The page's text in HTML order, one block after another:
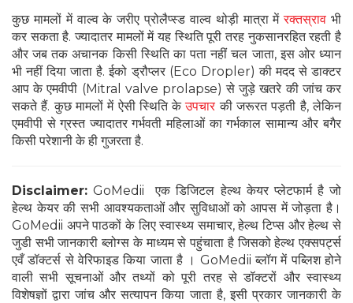
कुछ मामलों में वाल्व के जरीए प्रोलैप्स्ड वाल्व थोड़ी मात्रा मेंरक्तस्राव भी
कर सकता है. ज्यादातर मामलों में यह स्थिति पूरी तरह नुकसानरहित रहती है
और जब तक अचानक किसी स्थिति का पता नहीं चल जाता, इस ओर ध्यान
भी नहीं दिया जाता है. ईको ड्रौप्लर (Eco Dropler) की मदद से डाक्टर
आप के एमवीपी (Mitral valve prolapse) से जुड़े खतरे की जांच कर
सकते हैं. कुछ मामलों में ऐसी स्थिति केउपचारकी जरूरत पड़ती है, लेकिन
एमवीपी से ग्रस्त ज्यादातर गर्भवती महिलाओं का गर्भकाल सामान्य और बगैर
किसी परेशानी के ही गुजरता है.
Disclaimer: GoMedii एक डिजिटल हेल्थ केयर प्लेटफार्म है जो
हेल्थ केयर की सभी आवश्यकताओं और सुविधाओं को आपस में जोड़ता है।
GoMedii अपने पाठकों के लिए स्वास्थ्य समाचार, हेल्थ टिप्स और हेल्थ से
जुडी सभी जानकारी ब्लोग्स के माध्यम से पहुंचाता है जिसको हेल्थ एक्सपर्ट्स
एवँ डॉक्टर्स से वेरिफाइड किया जाता है । GoMedii ब्लॉग में पब्लिश होने
वाली सभी सूचनाओं और तथ्यों को पूरी तरह से डॉक्टरों और स्वास्थ्य
विशेषज्ञों द्वारा जांच और सत्यापन किया जाता है, इसी प्रकार जानकारी के